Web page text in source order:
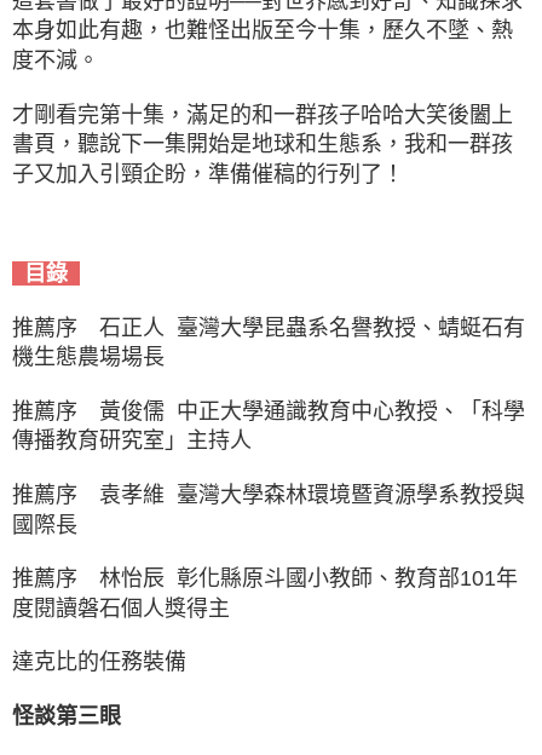
本身如此有趣，也難怪出版至今十集，歷久不墜、熱
度不減。
才剛看完第十集，滿足的和一群孩子哈哈大笑後闔上
書頁，聽說下一集開始是地球和生態系，我和一群孩
子又加入引頸企盼，準備催稿的行列了！
目錄
推薦序 石正人 臺灣大學昆蟲系名譽教授、蜻蜓石有
機生態農場場長
推薦序 黃俊儒 中正大學通識教育中心教授、「科學
傳播教育研究室」主持人
推薦序 袁孝維 臺灣大學森林環境暨資源學系教授與
國際長
推薦序 林怡辰 彰化縣原斗國小教師、教育部101年
度閱讀磐石個人獎得主
達克比的任務裝備
怪談第三眼